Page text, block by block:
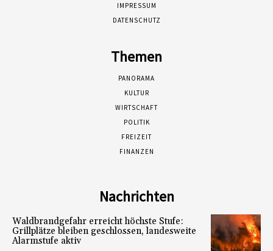
IMPRESSUM
DATENSCHUTZ
Themen
PANORAMA
KULTUR
WIRTSCHAFT
POLITIK
FREIZEIT
FINANZEN
Nachrichten
Waldbrandgefahr erreicht höchste Stufe:
Grillplätze bleiben geschlossen, landesweite
Alarmstufe aktiv